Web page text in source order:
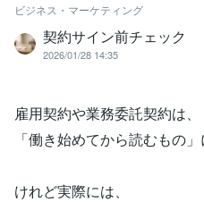
ビジネス・マーケティング
契約サイン前チェック
2026/01/28 14:35
雇用契約や業務委託契約は、
「働き始めてから読むもの」
けれど実際には、